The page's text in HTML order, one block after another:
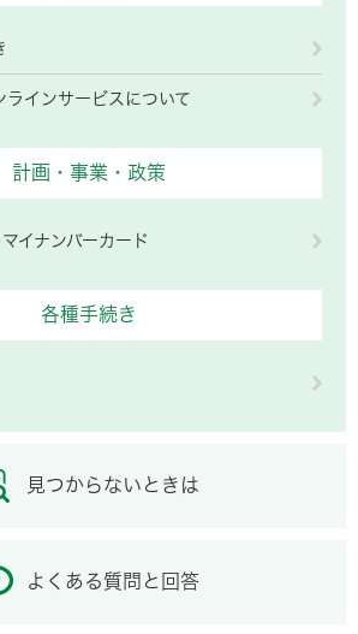
ラインサービスについて
計画・事業・政策
イナンバーカード
各種手続き
見つからないときは
よくある質問と回答